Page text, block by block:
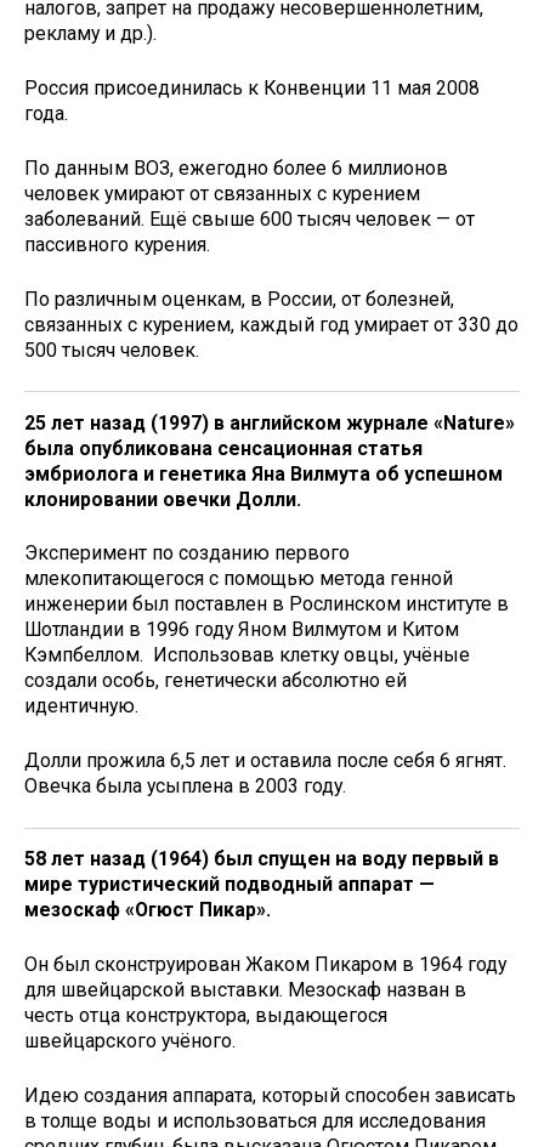
налогов, запрет на продажу несовершеннолетним,
рекламу и др.).
Россия присоединилась к Конвенции 11 мая 2008
года.
По данным ВОЗ, ежегодно более 6 миллионов
человек умирают от связанных с курением
заболеваний. Ещё свыше 600 тысяч человек — от
пассивного курения.
По различным оценкам, в России, от болезней,
связанных с курением, каждый год умирает от 330 до
500 тысяч человек.
25 лет назад (1997) в английском журнале «Nature»
была опубликована сенсационная статья
эмбриолога и генетика Яна Вилмута об успешном
клонировании овечки Долли.
Эксперимент по созданию первого
млекопитающегося с помощью метода генной
инженерии был поставлен в Рослинском институте в
Шотландии в 1996 году Яном Вилмутом и Китом
Кэмпбеллом. Использовав клетку овцы, учёные
создали особь, генетически абсолютно ей
идентичную.
Долли прожила 6,5 лет и оставила после себя 6 ягнят.
Овечка была усыплена в 2003 году.
58 лет назад (1964) был спущен на воду первый в
мире туристический подводный аппарат —
мезоскаф «Огюст Пикар».
Он был сконструирован Жаком Пикаром в 1964 году
для швейцарской выставки. Мезоскаф назван в
честь отца конструктора, выдающегося
швейцарского учёного.
Идею создания аппарата, который способен зависать
в толще воды и использоваться для исследования